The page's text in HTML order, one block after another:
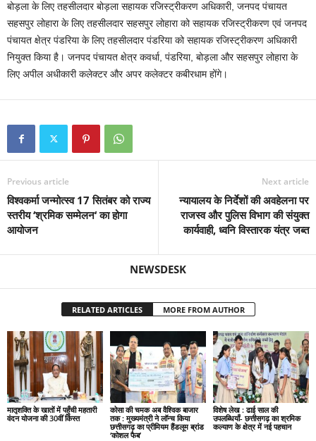
बोड़ला के लिए तहसीलदार बोड़ला सहायक रजिस्ट्रीकरण अधिकारी, जनपद पंचायत
सहसपुर लोहारा के लिए तहसीलदार सहसपुर लोहारा को सहायक रजिस्ट्रीकरण एवं जनपद
पंचायत क्षेत्र पंडरिया के लिए तहसीलदार पंडरिया को सहायक रजिस्ट्रीकरण अधिकारी
नियुक्त किया है। जनपद पंचायत क्षेत्र कवर्धा, पंडरिया, बोड़ला और सहसपुर लोहारा के
लिए अपील अधीकारी कलेक्टर और अपर कलेक्टर कबीरधाम होंगे।
Previous article
विश्वकर्मा जन्मोत्स्व 17 सितंबर को राज्य
स्तरीय ‘श्रमिक सम्मेलन‘ का होगा
आयोजन
Next article
न्यायालय के निर्देशों की अवहेलना पर
राजस्व और पुलिस विभाग की संयुक्त
कार्यवाही, ध्वनि विस्तारक यंत्र जब्त
NEWSDESK
RELATED ARTICLES MORE FROM AUTHOR
मातृशक्ति के खातों में पहुँची महतारी
वंदन योजना की 30वीं किस्त
कोसा की चमक अब वैश्विक बाजार
तक : मुख्यमंत्री ने लॉन्च किया
छत्तीसगढ़ का प्रीमियम हैंडलूम ब्रांड
‘कोशल फैब’
विशेष लेख : ढाई साल की
उपलब्धियाँ- छत्तीसगढ़ का श्रमिक
कल्याण के क्षेत्र में नई पहचान